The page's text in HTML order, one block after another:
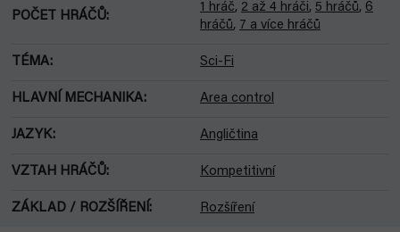
POČET HRÁČŮ:
1 hráč, 2 až 4 hráči, 5 hráčů, 6
hráčů, 7 a více hráčů
TÉMA: Sci-Fi
HLAVNÍ MECHANIKA: Area control
JAZYK: Angličtina
VZTAH HRÁČŮ: Kompetitivní
ZÁKLAD / ROZŠÍŘENÍ: Rozšíření